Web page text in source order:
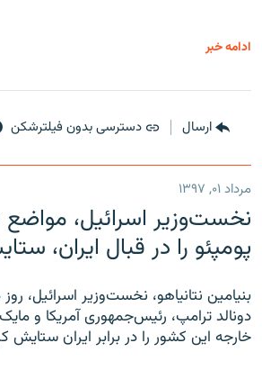
ادامه خبر
ارسال دسترسی بدون فیلترشکن
مرداد ۰۱, ۱۳۹۷
نخست‌وزیر اسرائیل، مواضع
پومپئو را در قبال ایران،
بنیامین نتانیاهو، نخست‌وزیر اسرائیل،
دونالد ترامپ، رئیس‌جمهوری آمریکا و مایک
خارجه این کشور را در برابر ایران ستایش